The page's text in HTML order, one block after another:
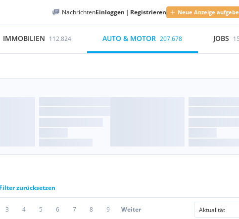
NachrichtenEinloggen | Registrieren Neue Anzeige
IMMOBILIEN 112.824 AUTO & MOTOR 207.678 JOBS
Filter zurücksetzen
3 4 5 6 7 8 9 Weiter